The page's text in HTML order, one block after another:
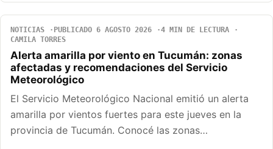
NOTICIAS PUBLICADO 6 AGOSTO 2026
4 MIN DE LECTURA
CAMILA TORRES
Alerta amarilla por viento en Tucumán: zonas
afectadas y recomendaciones del Servicio
Meteorológico
El Servicio Meteorológico Nacional emitió un alerta
amarilla por vientos fuertes para este jueves en la
provincia de Tucumán. Conocé las zonas…